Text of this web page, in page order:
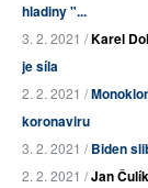
hladiny "...
3. 2. 2021 /Karel
je síla
2. 2. 2021 /
koronaviru
3. 2. 2021 /Biden
2. 2. 2021 /Jan Čulík